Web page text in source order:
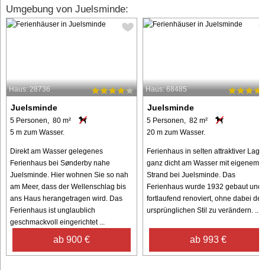
Umgebung von Juelsminde:
Haus: 28736
Juelsminde
5 Personen, 80 m²
5 m zum Wasser.
Direkt am Wasser gelegenes
Ferienhaus bei Sønderby nahe
Juelsminde. Hier wohnen Sie so nah
am Meer, dass der Wellenschlag bis
ans Haus herangetragen wird. Das
Ferienhaus ist unglaublich
geschmackvoll eingerichtet ...
ab 900 €
Haus: 68485
Juelsminde
5 Personen, 82 m²
20 m zum Wasser.
Ferienhaus in selten attraktiver Lage,
ganz dicht am Wasser mit eigenem
Strand bei Juelsminde. Das
Ferienhaus wurde 1932 gebaut und
fortlaufend renoviert, ohne dabei den
ursprünglichen Stil zu verändern. ...
ab 993 €